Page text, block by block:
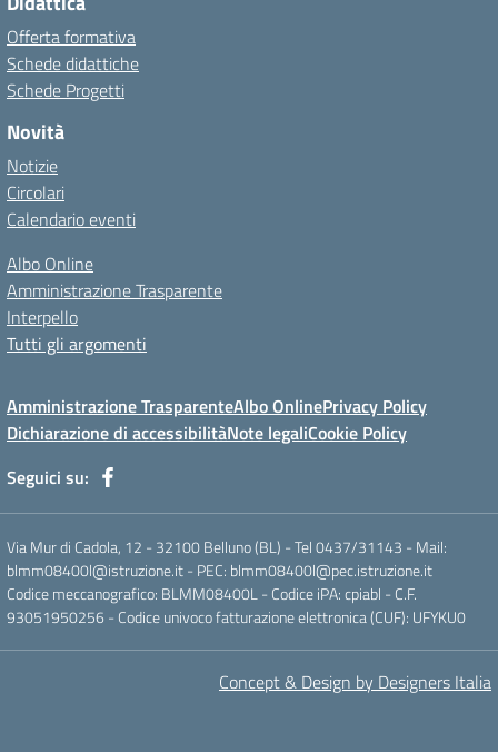
Offerta formativa
Schede didattiche
Schede Progetti
Novità
Notizie
Circolari
Calendario eventi
Albo Online
Amministrazione Trasparente
Interpello
Tutti gli argomenti
Amministrazione TrasparenteAlbo OnlinePrivacy Policy
Dichiarazione di accessibilitàNote legaliCookie Policy
Seguici su:
Via Mur di Cadola, 12 - 32100 Belluno (BL) - Tel 0437/31143 - Mail:
blmm08400l@istruzione.it - PEC: blmm08400l@pec.istruzione.it
Codice meccanografico: BLMM08400L - Codice iPA: cpiabl - C.F.
93051950256 - Codice univoco fatturazione elettronica (CUF): UFYKU0
Concept & Design by Designers Italia